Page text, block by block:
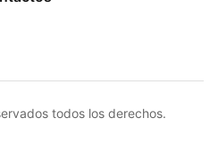
todos los derechos.